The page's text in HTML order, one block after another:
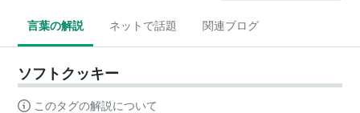
言葉の解説 ネットで話題 関連ブログ
ソフトクッキー
このタグの解説について